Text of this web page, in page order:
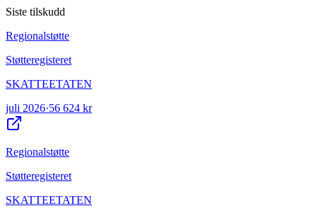
Siste tilskudd
Regionalstøtte
Støtteregisteret
SKATTEETATEN
juli 2026·56 624 kr
Regionalstøtte
Støtteregisteret
SKATTEETATEN